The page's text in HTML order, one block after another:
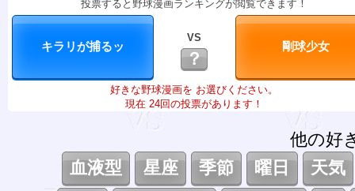
投票すると野球漫画ランキングが閲覧できます！
VS
？
好きな野球漫画を お選びください。
現在 24回の投票があります！
他の好
血液型
星座 季節 曜日
天気